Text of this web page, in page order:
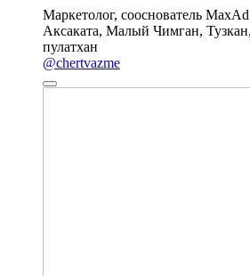
Маркетолог, сооснователь MaxAd
Аксаката, Малый Чимган,
пулатхан
@chertvazme